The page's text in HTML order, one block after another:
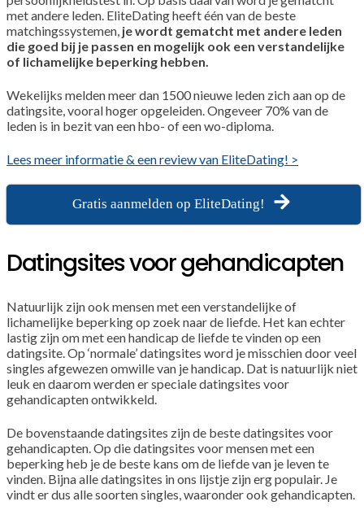
met andere leden. EliteDating heeft één van de beste
matchingssystemen, je wordt gematcht met andere leden
die goed bij je passen en mogelijk ook een verstandelijke
of lichamelijke beperking hebben.
Wekelijks melden meer dan 1500 nieuwe leden zich aan op de
datingsite, vooral hoger opgeleiden. Ongeveer 70% van de
leden is in bezit van een hbo- of een wo-diploma.
Lees meer informatie & een review van EliteDating! >
Gratis aanmelden op EliteDating!
Datingsites voor gehandicapten
Natuurlijk zijn ook mensen met een verstandelijke of
lichamelijke beperking op zoek naar de liefde. Het kan echter
lastig zijn om met een handicap de liefde te vinden op een
datingsite. Op ‘normale’ datingsites word je misschien door veel
singles afgewezen omwille van je handicap. Dat is natuurlijk niet
leuk en daarom werden er speciale datingsites voor
gehandicapten ontwikkeld.
De bovenstaande datingsites zijn de beste datingsites voor
gehandicapten. Op die datingsites voor mensen met een
beperking heb je de beste kans om de liefde van je leven te
vinden. Bijna alle datingsites in ons lijstje zijn erg populair. Je
vindt er dus alle soorten singles, waaronder ook gehandicapten.